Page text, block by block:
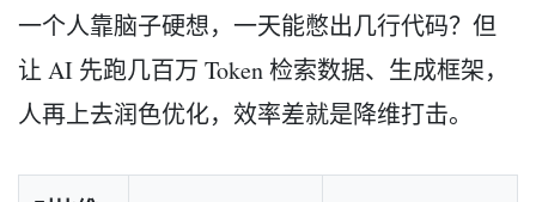
一个人靠脑子硬想，一天能憋出几行代码？但
让 AI 先跑几百万 Token 检索数据、生成框架，
人再上去润色优化，效率差就是降维打击。